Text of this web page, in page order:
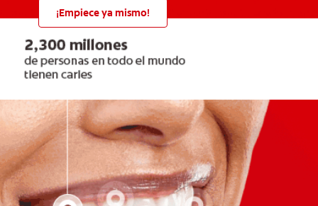
¡Empiece ya mismo!